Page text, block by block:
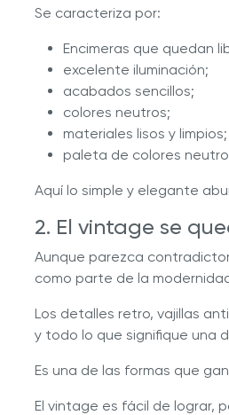
Se caracteriza por:
Encimeras que quedan
excelente iluminación;
acabados sencillos;
colores neutros;
materiales lisos y limpios;
paleta de colores
Aquí lo simple y elegante
2. El vintage se
Aunque parezca
como parte de la
Los detalles retro, vajillas
y todo lo que signifique una
Es una de las formas que
El vintage es fácil de lograr,